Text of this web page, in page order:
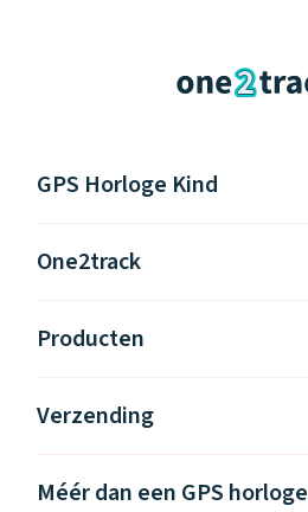
GPS Horloge Kind
One2track
Producten
Verzending
Méér dan een GPS horloge